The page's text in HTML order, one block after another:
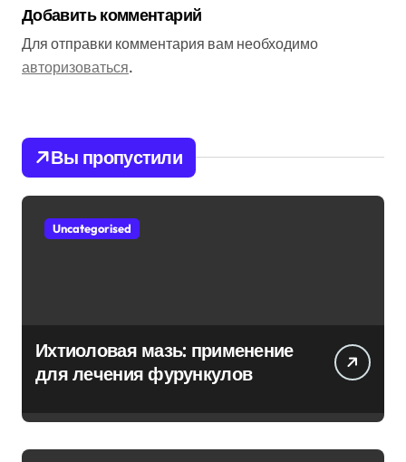
Добавить комментарий
Для отправки комментария вам необходимо
авторизоваться.
Вы пропустили
Uncategorised
Ихтиоловая мазь: применение
для лечения фурункулов